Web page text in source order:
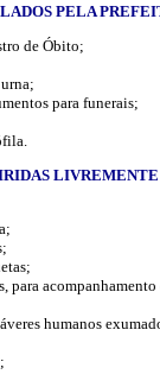
PELA
de Óbito;
para funerais;
LIVREMENTE
para
humanos